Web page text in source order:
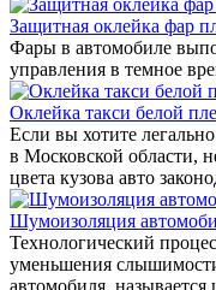
Защитная оклейка фар
Фары в автомобиле
управления в темное
Оклейка такси белой
Если вы хотите
в Московской области,
цвета кузова авто
Шумоизоляция
Технологический
уменьшения
автомобиля,